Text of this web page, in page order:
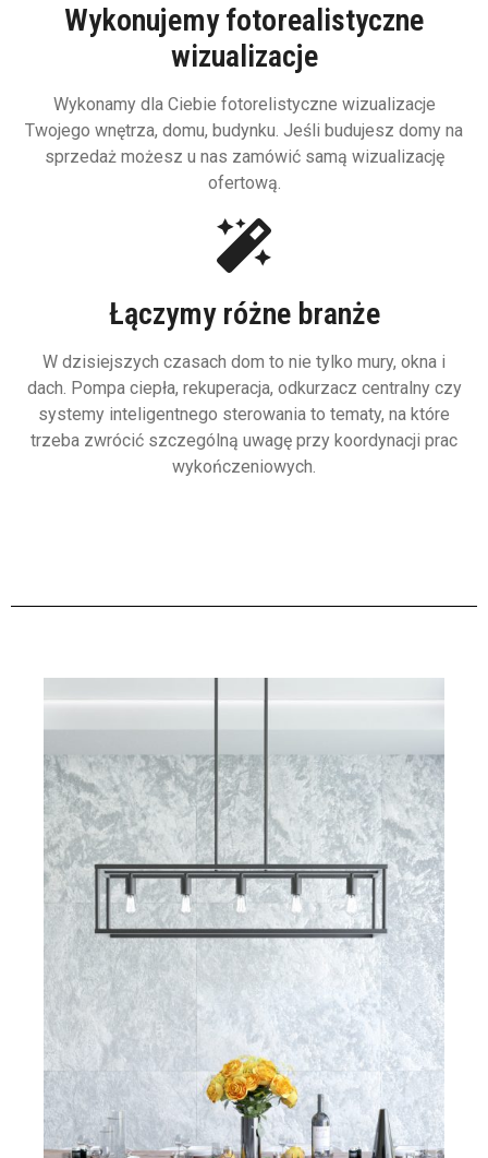
Wykonujemy fotorealistyczne
wizualizacje
Wykonamy dla Ciebie fotorelistyczne wizualizacje
Twojego wnętrza, domu, budynku. Jeśli budujesz domy na
sprzedaż możesz u nas zamówić samą wizualizację
ofertową.
Łączymy różne branże
W dzisiejszych czasach dom to nie tylko mury, okna i
dach. Pompa ciepła, rekuperacja, odkurzacz centralny czy
systemy inteligentnego sterowania to tematy, na które
trzeba zwrócić szczególną uwagę przy koordynacji prac
wykończeniowych.